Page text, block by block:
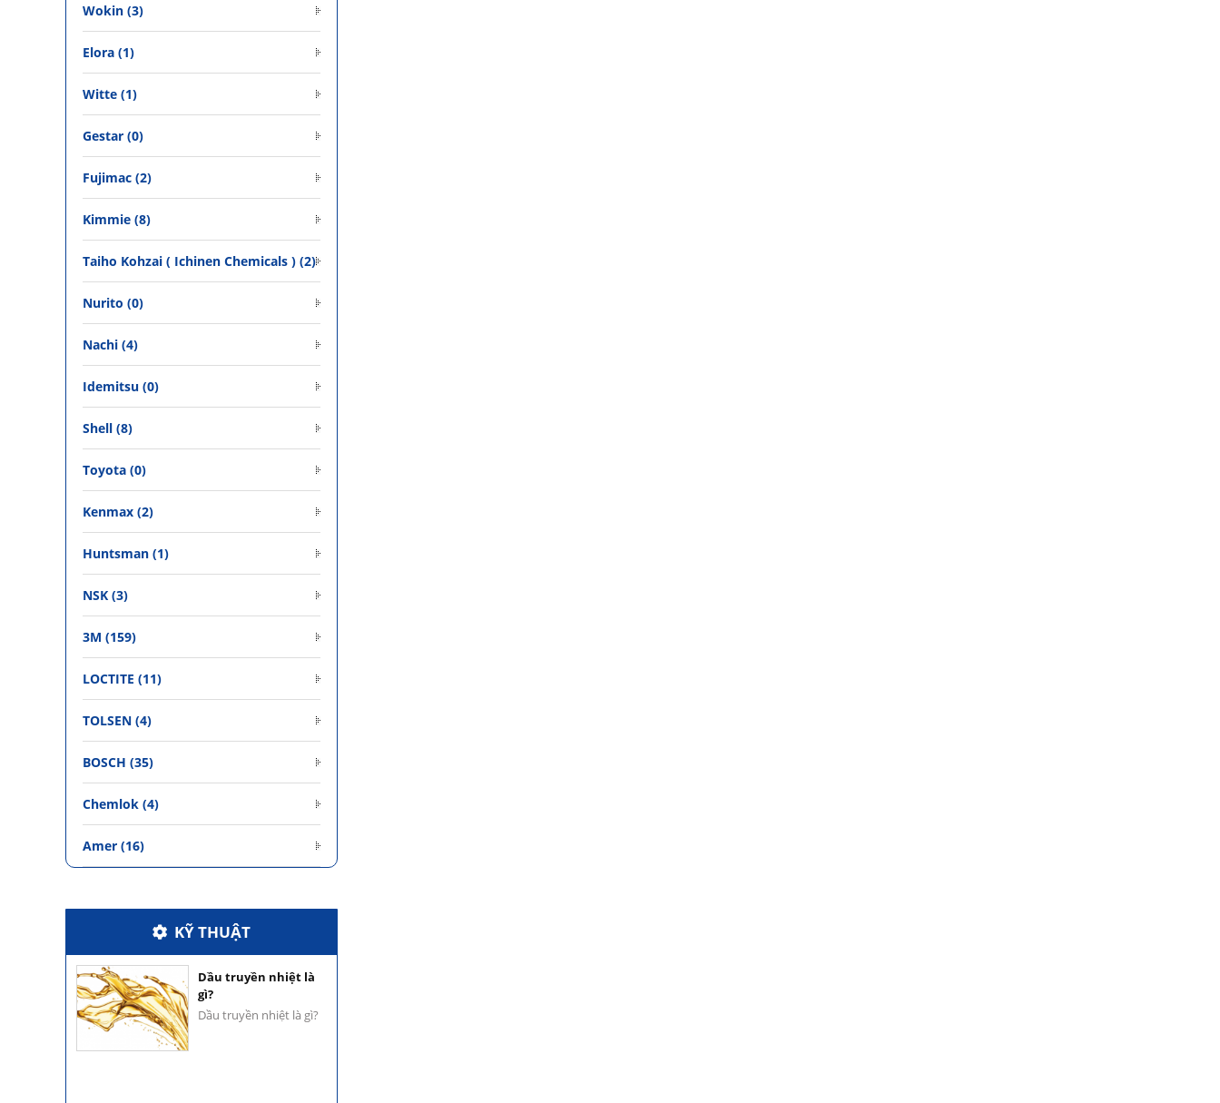
Wokin (3)
Elora (1)
Witte (1)
Gestar (0)
Fujimac (2)
Kimmie (8)
Taiho Kohzai ( Ichinen Chemicals ) (2)
Nurito (0)
Nachi (4)
Idemitsu (0)
Shell (8)
Toyota (0)
Kenmax (2)
Huntsman (1)
NSK (3)
3M (159)
LOCTITE (11)
TOLSEN (4)
BOSCH (35)
Chemlok (4)
Amer (16)
KỸ THUẬT
Dầu truyền nhiệt là
gì?
Dầu truyền nhiệt là gì?
Hỗ trợ khách hàng